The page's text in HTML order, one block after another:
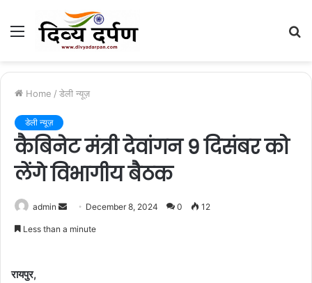
Menu
Home / डेली न्यूज़
डेली न्यूज़
कैबिनेट मंत्री देवांगन 9 दिसंबर को
लेंगे विभागीय बैठक
admin December 8, 2024 0 12
Less than a minute
रायपुर,